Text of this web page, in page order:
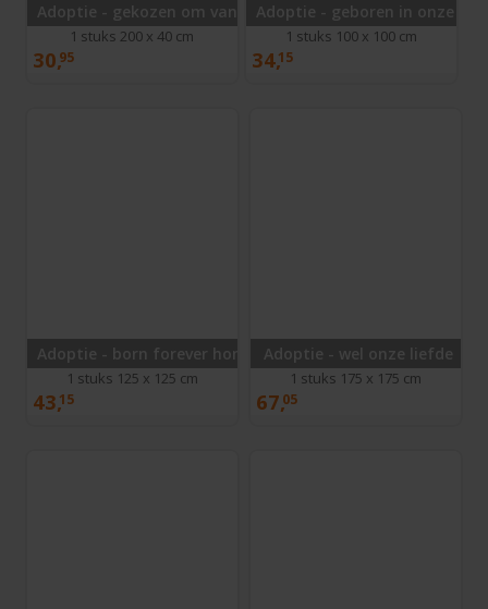
Adoptie - gekozen om van te houden
1 stuks 200 x 40 cm
30,95
Adoptie - geboren in onze
1 stuks 100 x 100 cm
34,15
Adoptie - born forever home
1 stuks 125 x 125 cm
43,15
Adoptie - wel onze liefde
1 stuks 175 x 175 cm
67,05